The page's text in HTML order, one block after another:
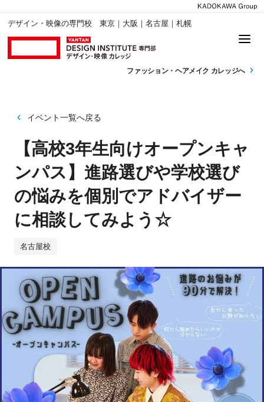
デザイン・映像の専門校 東京｜大阪｜名古屋｜札幌
ファッション・ ヘアメイク カレッジへ
イベント一覧へ戻る
【高校3年生向けオープンキャ
ンパス】進路選びや学校選び
の悩みを個別でアドバイザー
に相談してみよう☆
名古屋校